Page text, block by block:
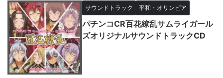
サウンドトラック 平和・オリンピア
パチンコCR百花繚乱サムライガール
ズオリジナルサウンドトラックCD